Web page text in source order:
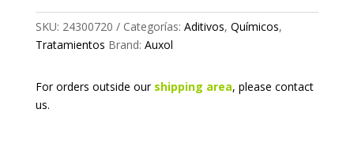
SKU: 24300720 Categorías: Aditivos, Químicos,
Tratamientos Brand: Auxol
For orders outside our shipping area, please contact
us.